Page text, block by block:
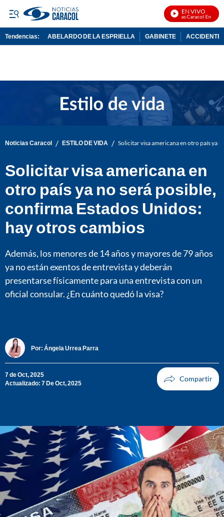
EN VIVO
Noticias Caracol En Vivo
Tendencias: ABELARDO DE LA ESPRIELLA GABINETE ACCIDENTE
Noticias Caracol / ESTILO DE VIDA / Solicitar visa americana en otro país ya
Solicitar visa americana en
otro país ya no será posible,
confirma Estados Unidos:
hay otros cambios
Además, los menores de 14 años y mayores de 79 años
ya no están exentos de entrevista y deberán
presentarse físicamente para una entrevista con un
oficial consular. ¿En cuánto quedó la visa?
Por: Ángela Urrea Parra
7 de Oct, 2025
Actualizado: 7 De Oct, 2025